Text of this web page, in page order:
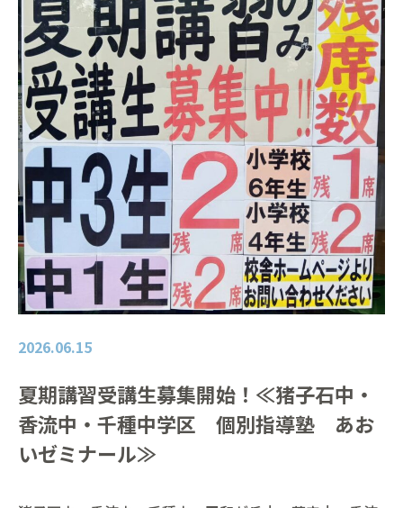
2026.06.15
夏期講習受講生募集開始！≪猪子石中・
香流中・千種中学区 個別指導塾 あお
いゼミナール≫